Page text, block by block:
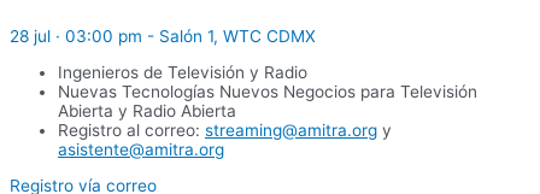
28 jul · 03:00 pm - Salón 1, WTC CDMX
Ingenieros de Televisión y Radio
Nuevas Tecnologías Nuevos Negocios para Televisión
Abierta y Radio Abierta
Registro al correo: streaming@amitra.org y
asistente@amitra.org
Registro vía correo